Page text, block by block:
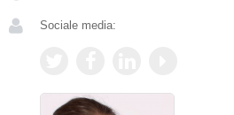
Sociale media: